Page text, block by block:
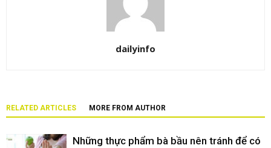
dailyinfo
RELATED ARTICLES MORE FROM AUTHOR
Những thực phẩm bà bầu nên tránh để có